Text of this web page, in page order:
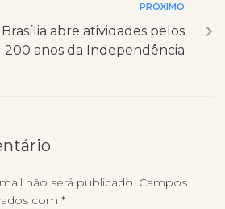
PRÓXIMO
abre atividades pelos
200 anos da Independência
não será publicado. Campos
com *